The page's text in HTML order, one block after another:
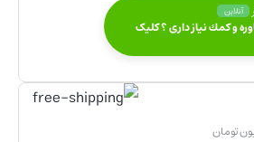
آنلاین
و كمك نياز داری ؟ کلیک
تومان